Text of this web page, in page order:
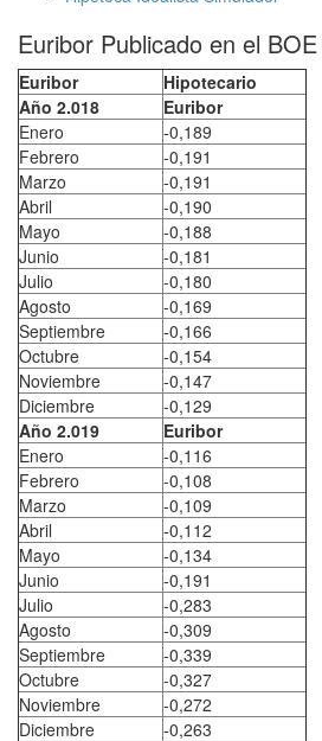
Euribor Publicado en el BOE
Euribor
Hipotecario
Año 2.018
Euribor
Enero
-0,189
Febrero
-0,191
Marzo
-0,191
Abril
-0,190
Mayo
-0,188
Junio
-0,181
Julio
-0,180
Agosto
-0,169
Septiembre
-0,166
Octubre
-0,154
Noviembre
-0,147
Diciembre
-0,129
Año 2.019
Euribor
Enero
-0,116
Febrero
-0,108
Marzo
-0,109
Abril
-0,112
Mayo
-0,134
Junio
-0,191
Julio
-0,283
Agosto
-0,309
Septiembre
-0,339
Octubre
-0,327
Noviembre
-0,272
Diciembre
-0,263